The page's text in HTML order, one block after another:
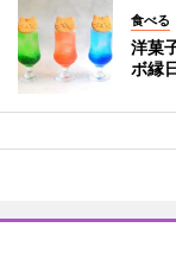
食べる
洋菓
ボ縁